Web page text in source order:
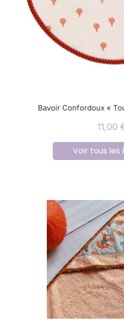
Bavoir Confordoux «
11,00
Voir tous les